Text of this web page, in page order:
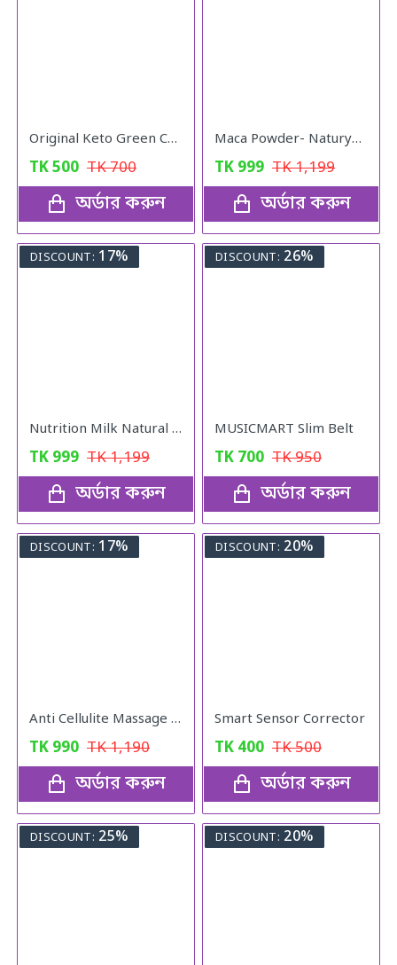
Original Keto Green Coffee weight loss
TK500 TK700
অর্ডার করুন
Maca Powder- Naturya Organic
TK 999 TK1,199
অর্ডার করুন
DISCOUNT: 17%
Nutrition Milk Natural Weight Gain Formula
TK 999 TK1,199
অর্ডার করুন
DISCOUNT: 26%
MUSICMART Slim Belt
TK 700 TK950
অর্ডার করুন
DISCOUNT: 17%
Anti Cellulite Massage Oil
TK 990 TK1,190
অর্ডার করুন
DISCOUNT: 20%
Smart Sensor Corrector
TK 400 TK500
অর্ডার করুন
DISCOUNT: 25% DISCOUNT: 20%